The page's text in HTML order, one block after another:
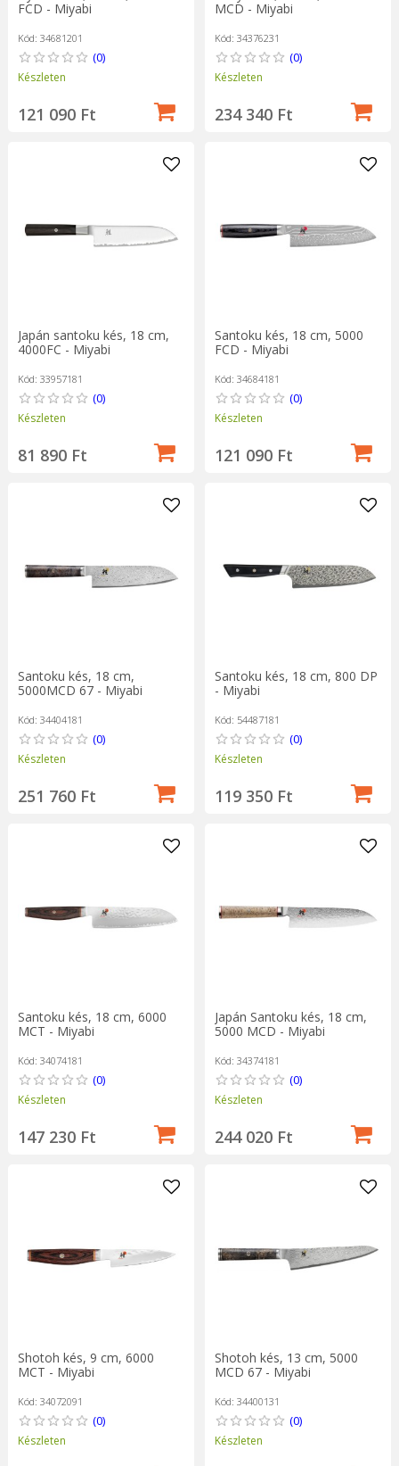
FCD - Miyabi
Kód: 34681201
(0)
Készleten
121 090 Ft
MCD - Miyabi
Kód: 34376231
(0)
Készleten
234 340 Ft
Japán santoku kés, 18 cm,
4000FC - Miyabi
Kód: 33957181
(0)
Készleten
81 890 Ft
Santoku kés, 18 cm, 5000
FCD - Miyabi
Kód: 34684181
(0)
Készleten
121 090 Ft
Santoku kés, 18 cm,
5000MCD 67 - Miyabi
Kód: 34404181
(0)
Készleten
251 760 Ft
Santoku kés, 18 cm, 800 DP
- Miyabi
Kód: 54487181
(0)
Készleten
119 350 Ft
Santoku kés, 18 cm, 6000
MCT - Miyabi
Kód: 34074181
(0)
Készleten
147 230 Ft
Japán Santoku kés, 18 cm,
5000 MCD - Miyabi
Kód: 34374181
(0)
Készleten
244 020 Ft
Shotoh kés, 9 cm, 6000
MCT - Miyabi
Kód: 34072091
(0)
Készleten
Shotoh kés, 13 cm, 5000
MCD 67 - Miyabi
Kód: 34400131
(0)
Készleten